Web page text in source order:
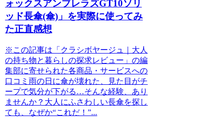
ォックスアンブレラズGT10ソリ
ッド長傘(傘)」を実際に使ってみ
た正直感想
※この記事は「クラシボヤージュ｜大人
の持ち物と暮らしの探求レビュー」の編
集部に寄せられた各商品・サービスへの
口コミ雨の日に傘が壊れた、見た目がチ
ープで気分が下がる…そんな経験、あり
ませんか？大人にふさわしい長傘を探し
ても、なぜか“これだ！”...